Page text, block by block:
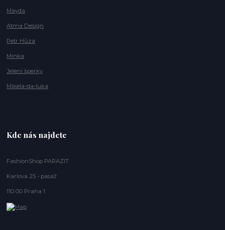
Mayda
Atma Design
Petr Hůza
Minka
Jelení šperky
Mikela-da-luka
Kde nás najdete
FashionShop PARAZIT
Karlova 25 - pasáž
110 00 Praha 1